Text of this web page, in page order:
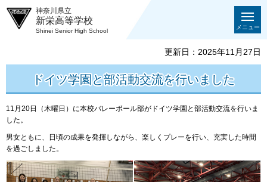
神奈川県立
新栄高等学校
Shinei Senior High School
メニュー
更新日：2025年11月27日
ドイツ学園と部活動交流を行いました
11月20日（木曜日）に本校バレーボール部がドイツ学園と部活動交流を行いま
した。
男女ともに、日頃の成果を発揮しながら、楽しくプレーを行い、充実した時間
を過ごしました。